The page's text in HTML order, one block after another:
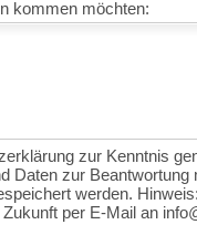
kommen möchten:
zur Kenntnis
Daten zur Beantwortung
werden.
per E-Mail an